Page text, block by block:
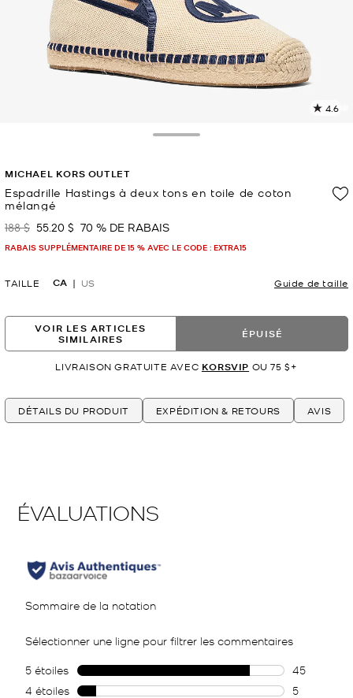
4.6
MICHAEL KORS OUTLET
Espadrille Hastings à deux tons en toile de coton
mélangé
était
188 $ maintenant
55.20 $ 70 % DE RABAIS
RABAIS SUPPLÉMENTAIRE DE 15 % AVEC LE CODE : EXTRA15
TAILLE CA US Guide de taille
VOIR LES ARTICLES
SIMILAIRES
ÉPUISÉ
LIVRAISON GRATUITE AVEC KORSVIP OU 75 $+
DÉTAILS DU PRODUIT EXPÉDITION & RETOURS AVIS